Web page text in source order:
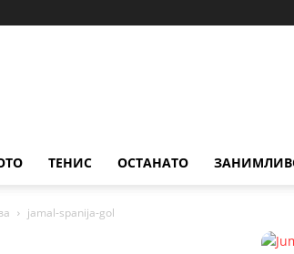
ТЕНИС ОСТАНАТО
jamal-spanija-gol